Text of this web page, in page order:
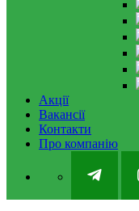
Акції
Вакансії
Контакти
Про компанію